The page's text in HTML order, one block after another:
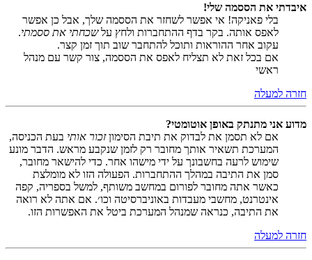
איבדתי את הססמה שלי!
בלי פאניקה! אי אפשר לשחזר את הססמה שלך, אבל כן אפשר
לאפס אותה. בקר בדף ההתחברות ולחץ עלשכחתי את ססמתי.
עקוב אחר ההוראות ותוכל להתחבר שוב תוך זמן קצר.
אם בכל זאת לא תצליח לאפס את הססמה, צור קשר עם מנהל
ראשי
חזרה למעלה
מדוע אני מתנתק באופן אוטומטי?
אם לא תסמן את לבדוק את תיבת הסימוןזכור אותי בעת הכניסה,
המערכת תשאיר אותך מחובר רק לזמן שנקבע מראש. הדבר מונע
שימוש לרעה בחשבונך על ידי מישהו אחר. כדי להישאר מחובר,
סמן את התיבה במהלך ההתחברות. הפעולה הזו לא מומלצת
כאשר אתה מחובר לפורום במחשב משותף, למשל בספריה, קפה
אינטרנט, מחשבי מעבדות באוניברסיטה וכו׳. אם אתה לא רואה
את התיבה, כנראה שמנהל המערכת ביטל את האפשרות הזו.
חזרה למעלה